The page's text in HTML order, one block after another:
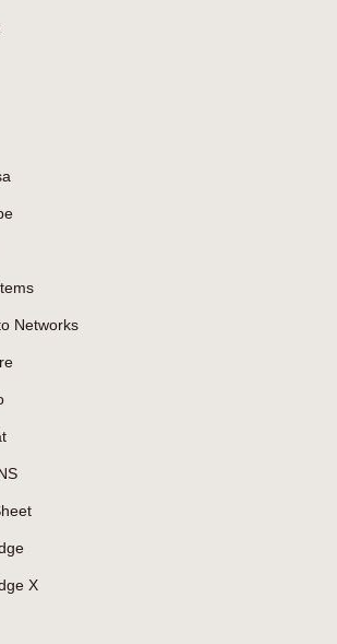
Networks
X